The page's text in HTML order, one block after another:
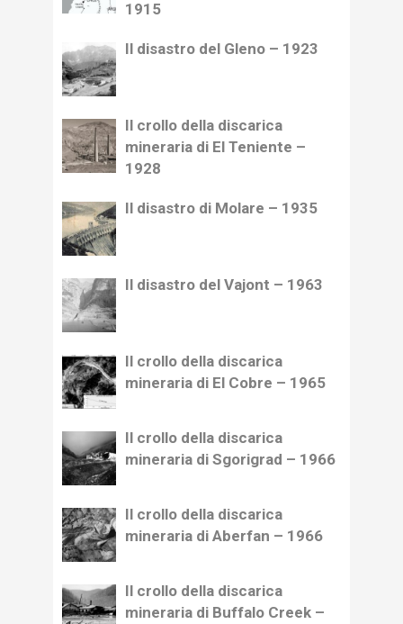
1915
Il disastro del Gleno – 1923
Il crollo della discarica
mineraria di El Teniente –
1928
Il disastro di Molare – 1935
Il disastro del Vajont – 1963
Il crollo della discarica
mineraria di El Cobre – 1965
Il crollo della discarica
mineraria di Sgorigrad – 1966
Il crollo della discarica
mineraria di Aberfan – 1966
Il crollo della discarica
mineraria di Buffalo Creek –